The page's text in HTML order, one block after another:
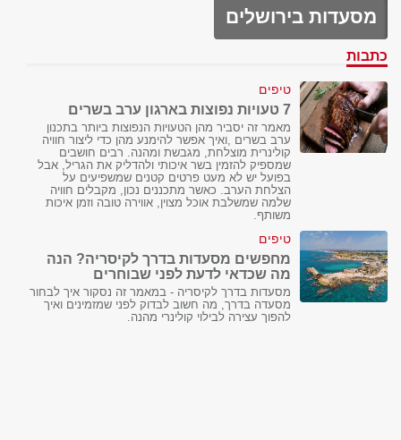
מסעדות בירושלים
כתבות
טיפים
7 טעויות נפוצות בארגון ערב בשרים
מאמר זה יסביר מהן הטעויות הנפוצות ביותר בתכנון
ערב בשרים ,ואיך אפשר להימנע מהן כדי ליצור חוויה
קולינרית מוצלחת, מגבשת ומהנה. רבים חושבים
שמספיק להזמין בשר איכותי ולהדליק את הגריל, אבל
בפועל יש לא מעט פרטים קטנים שמשפיעים על
הצלחת הערב. כאשר מתכננים נכון, מקבלים חוויה
שלמה שמשלבת אוכל מצוין, אווירה טובה וזמן איכות
משותף.
טיפים
מחפשים מסעדות בדרך לקיסריה? הנה
מה שכדאי לדעת לפני שבוחרים
מסעדות בדרך לקיסריה - במאמר זה נסקור איך לבחור
מסעדה בדרך, מה חשוב לבדוק לפני שמזמינים ואיך
להפוך עצירה לבילוי קולינרי מהנה.